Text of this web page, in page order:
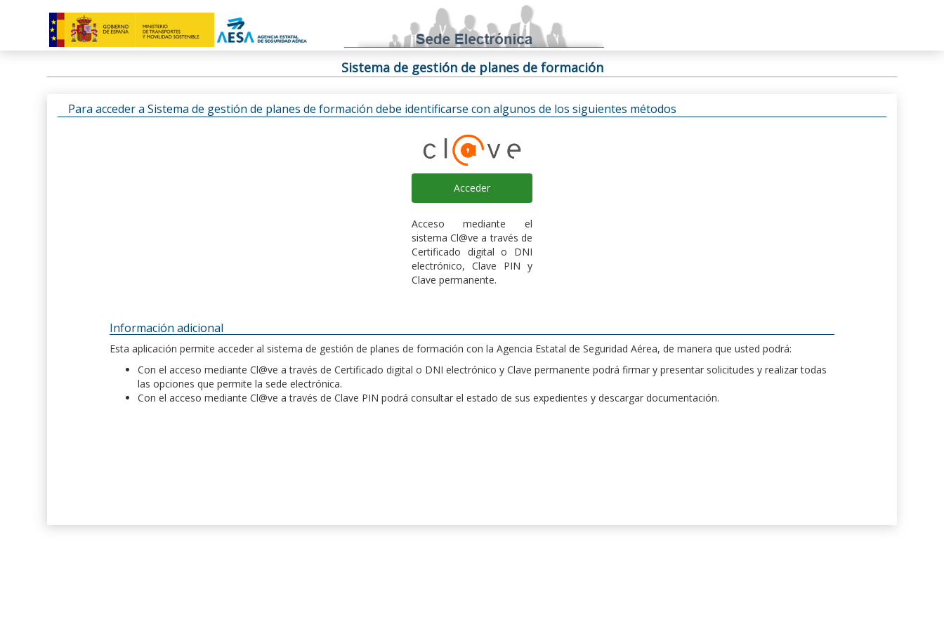
Sistema de gestión de planes de formación
Para acceder a Sistema de gestión de planes de formación debe identificarse con algunos de los siguientes métodos
Acceder
Acceso mediante el
sistema Cl@ve a través de
Certificado digital o DNI
electrónico, Clave PIN y
Clave permanente.
Información adicional
Esta aplicación permite acceder al sistema de gestión de planes de formación con la Agencia Estatal de Seguridad Aérea, de manera que usted podrá:
Con el acceso mediante Cl@ve a través de Certificado digital o DNI electrónico y Clave permanente podrá firmar y presentar solicitudes y realizar todas
las opciones que permite la sede electrónica.
Con el acceso mediante Cl@ve a través de Clave PIN podrá consultar el estado de sus expedientes y descargar documentación.